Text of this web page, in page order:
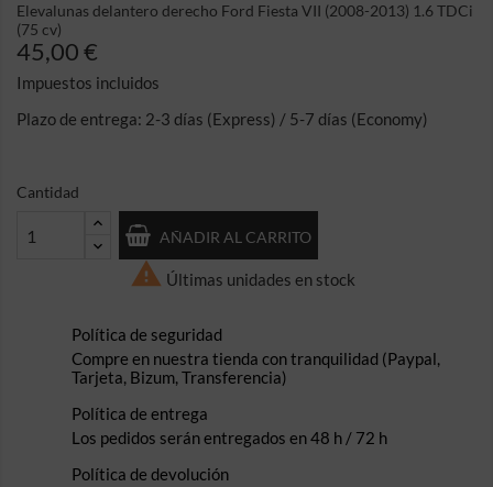
Elevalunas delantero derecho Ford Fiesta VII (2008-2013) 1.6 TDCi
(75 cv)
45,00 €
Impuestos incluidos
Plazo de entrega: 2-3 días (Express) / 5-7 días (Economy)
Cantidad
AÑADIR AL CARRITO
 Últimas unidades en stock
Política de seguridad
Compre en nuestra tienda con tranquilidad (Paypal,
Tarjeta, Bizum, Transferencia)
Política de entrega
Los pedidos serán entregados en 48 h / 72 h
Política de devolución